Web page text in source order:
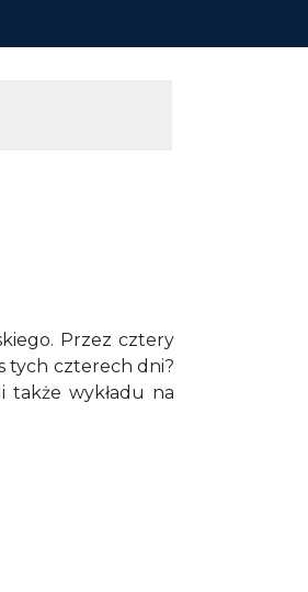
Przez cztery
tych czterech dni?
także wykładu na